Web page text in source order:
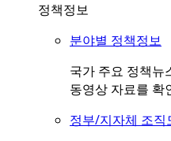
정책정보
분야별 정책정보
국가 주요 정책뉴
동영상 자료를 확
정부/지자체 조직